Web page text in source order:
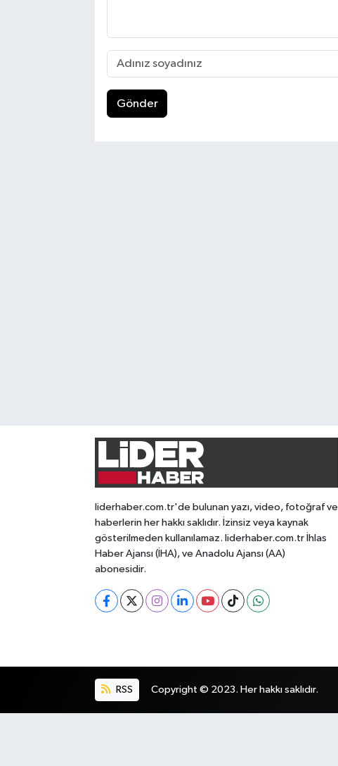
Gönder
liderhaber.com.tr'de bulunan yazı, video, fotoğraf ve
haberlerin her hakkı saklıdır. İzinsiz veya kaynak
gösterilmeden kullanılamaz. liderhaber.com.tr İhlas
Haber Ajansı (İHA), ve Anadolu Ajansı (AA)
abonesidir.
RSS Copyright © 2023. Her hakkı saklıdır.